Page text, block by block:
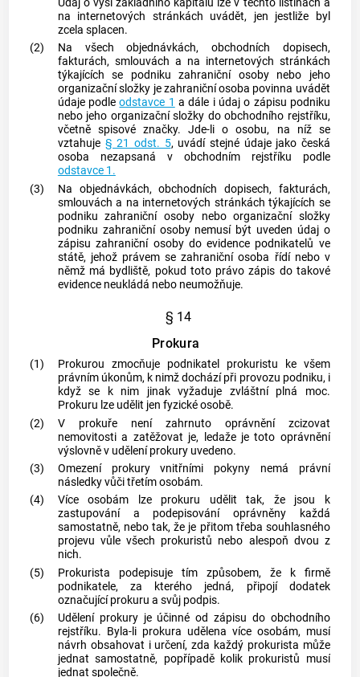
na internetových stránkách uvádět, jen jestliže byl
zcela splacen.
(2)
Na všech objednávkách, obchodních dopisech,
fakturách, smlouvách a na internetových stránkách
týkajících se podniku zahraniční osobynebo jeho
organizační složky jezahraniční osoba povinna uvádět
údaje podleodstavce 1 a dále i údaj o zápisu podniku
nebo jeho organizační složky do obchodního rejstříku,
včetně spisové značky. Jde-li o osobu, na níž se
vztahuje § 21 odst. 5, uvádí stejné údaje jako česká
osoba nezapsaná v obchodním rejstříku podle
odstavce 1.
(3)
Na objednávkách, obchodních dopisech, fakturách,
smlouvách a na internetových stránkách týkajících se
podniku zahraniční osoby nebo organizační složky
podniku zahraniční osobynemusí být uveden údaj o
zápisuzahraniční osobydo evidence podnikatelů ve
státě, jehož právem sezahraniční osoba řídí nebo v
němž má bydliště, pokud toto právo zápis do takové
evidence neukládá nebo neumožňuje.
§ 14
Prokura
(1)
Prokurou zmocňuje podnikatel prokuristu ke všem
právním úkonům, k nimž dochází při provozu podniku, i
když se k nim jinak vyžaduje zvláštní plná moc.
Prokuru lze udělit jen fyzické osobě.
(2)
V prokuře není zahrnuto oprávnění zcizovat
nemovitostia zatěžovat je, ledaže je toto oprávnění
výslovně v udělení prokury uvedeno.
(3)
Omezení prokury vnitřními pokyny nemá právní
následky vůči třetím osobám.
(4)
Více osobám lze prokuru udělit tak, že jsou k
zastupování a podepisování oprávněny každá
samostatně, nebo tak, že je přitom třeba souhlasného
projevu vůle všech prokuristů nebo alespoň dvou z
nich.
(5)
Prokurista podepisuje tím způsobem, že k firmě
podnikatele, za kterého jedná, připojí dodatek
označující prokuru a svůj podpis.
(6)
Udělení prokury je účinné od zápisu do obchodního
rejstříku. Byla-li prokura udělena více osobám, musí
návrh obsahovat i určení, zda každý prokurista může
jednat samostatně, popřípadě kolik prokuristů musí
jednat společně.